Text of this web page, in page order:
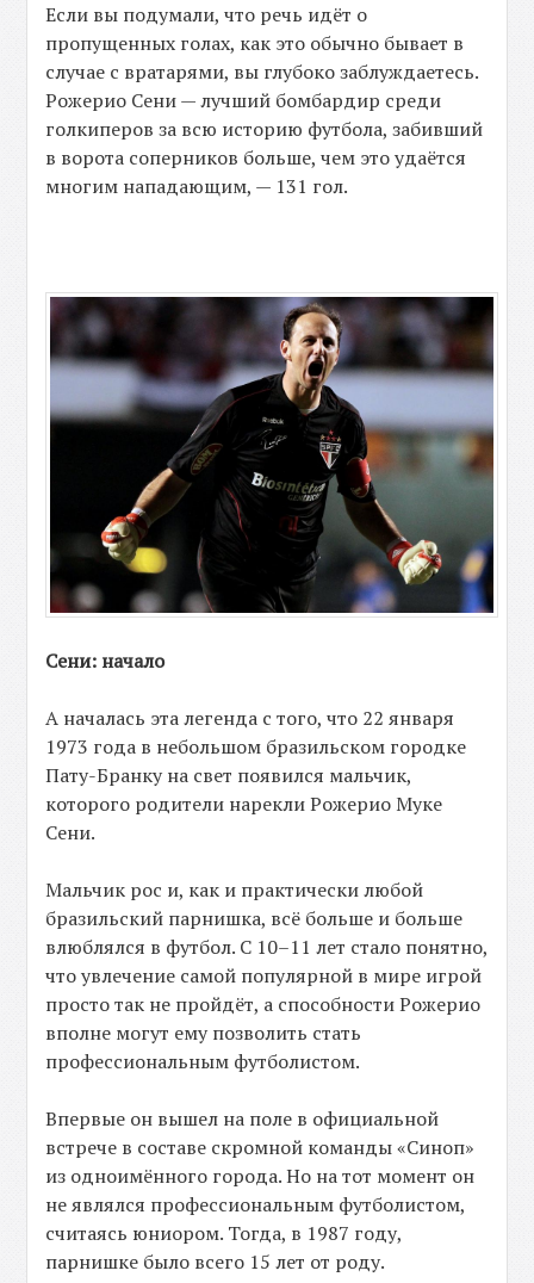
Если вы подумали, что речь идёт о
пропущенных голах, как это обычно бывает в
случае с вратарями, вы глубоко заблуждаетесь.
Рожерио Cени — лучший бомбардир среди
голкиперов за всю историю футбола, забивший
в ворота соперников больше, чем это удаётся
многим нападающим, — 131 гол.
Сени: начало
А началась эта легенда с того, что 22 января
1973 года в небольшом бразильском городке
Пату-Бранку на свет появился мальчик,
которого родители нарекли Рожерио Муке
Сени.
Мальчик рос и, как и практически любой
бразильский парнишка, всё больше и больше
влюблялся в футбол. С 10–11 лет стало понятно,
что увлечение самой популярной в мире игрой
просто так не пройдёт, а способности Рожерио
вполне могут ему позволить стать
профессиональным футболистом.
Впервые он вышел на поле в официальной
встрече в составе скромной команды «Синоп»
из одноимённого города. Но на тот момент он
не являлся профессиональным футболистом,
считаясь юниором. Тогда, в 1987 году,
парнишке было всего 15 лет от роду.